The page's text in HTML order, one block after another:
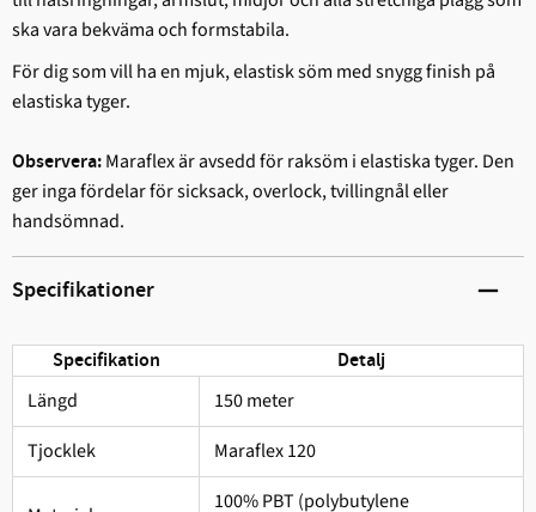
ska vara bekväma och formstabila.
För dig som vill ha en mjuk, elastisk söm med snygg finish på
elastiska tyger.
Observera:Maraflex är avsedd för raksöm i elastiska tyger. Den
ger inga fördelar för sicksack, overlock, tvillingnål eller
handsömnad.
Specifikationer
Specifikation Detalj
Längd
150 meter
Tjocklek
Maraflex 120
100% PBT (polybutylene